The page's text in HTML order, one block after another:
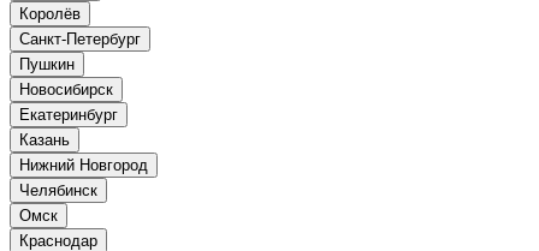
Королёв
Санкт-Петербург
Пушкин
Новосибирск
Екатеринбург
Казань
Нижний Новгород
Челябинск
Омск
Краснодар